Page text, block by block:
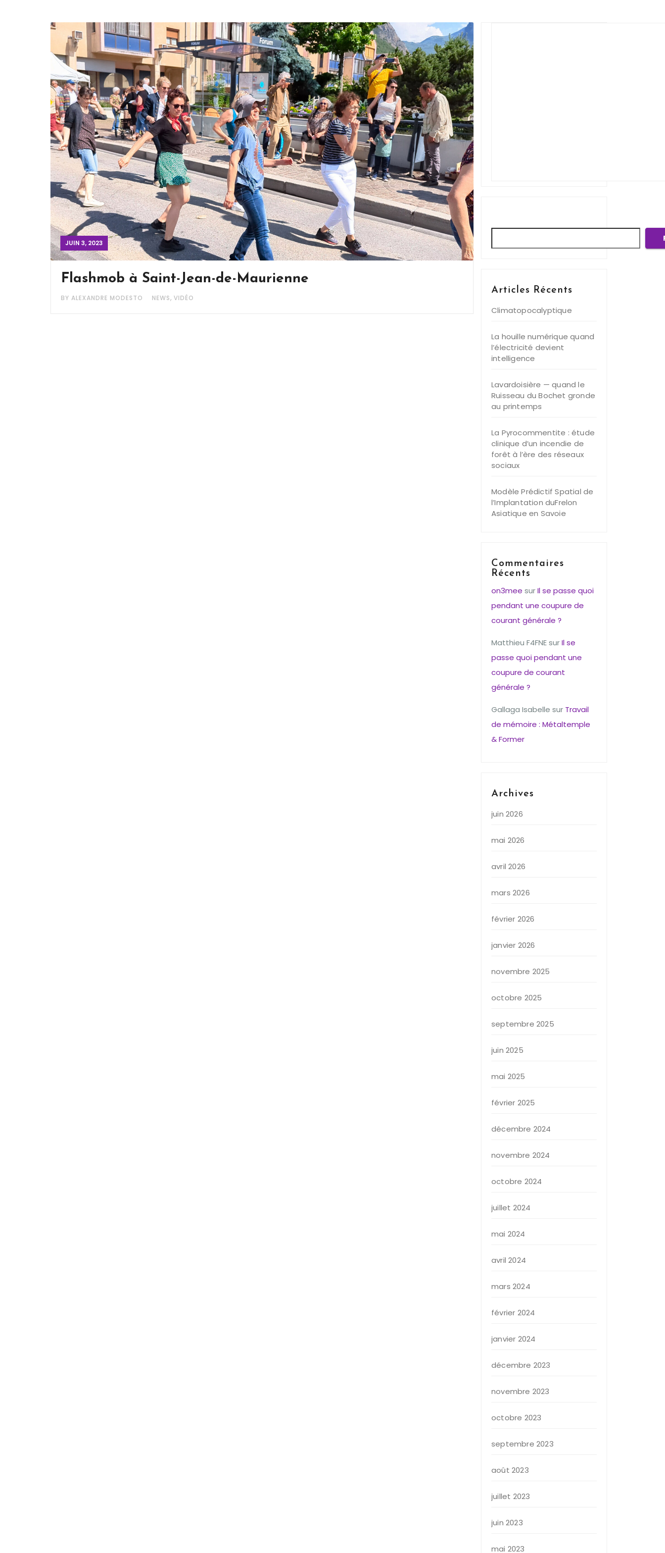
JUIN 3, 2023
Flashmob à Saint-Jean-de-Maurienne
BY ALEXANDRE MODESTO NEWS, VIDÉO
Articles Récents
Climatopocalyptique
La houille numérique quand
l’électricité devient
intelligence
Lavardoisière — quand le
Ruisseau du Bochet gronde
au printemps
La Pyrocommentite : étude
clinique d’un incendie de
forêt à l’ère des réseaux
sociaux
Modèle Prédictif Spatial de
l’Implantation duFrelon
Asiatique en Savoie
Commentaires
Récents
on3mee surIl se passe quoi
pendant une coupure de
courant générale ?
Matthieu F4FNEsurIl se
passe quoi pendant une
coupure de courant
générale ?
Gallaga Isabelle sur Travail
de mémoire : Métaltemple
& Former
Archives
juin 2026
mai 2026
avril 2026
mars 2026
février 2026
janvier 2026
novembre 2025
octobre 2025
septembre 2025
juin 2025
mai 2025
février 2025
décembre 2024
novembre 2024
octobre 2024
juillet 2024
mai 2024
avril 2024
mars 2024
février 2024
janvier 2024
décembre 2023
novembre 2023
octobre 2023
septembre 2023
août 2023
juillet 2023
juin 2023
mai 2023